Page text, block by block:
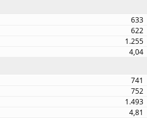
633
622
1.255
4,04
741
752
1.493
4,81